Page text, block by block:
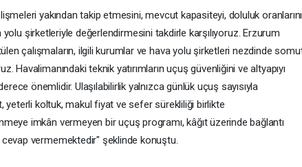
yakından takip etmesini, mevcut kapasiteyi, doluluk
yolu şirketleriyle değerlendirmesini takdirle karşılıyoruz. Erzurum
çalışmaların, ilgili kurumlar ve hava yolu şirketleri nezdinde
Havalimanındaki teknik yatırımların uçuş güvenliğini ve altyapıyı
önemlidir. Ulaşılabilirlik yalnızca günlük uçuş sayısıyla
yeterli koltuk, makul fiyat ve sefer sürekliliği birlikte
imkân vermeyen bir uçuş programı, kâğıt üzerinde bağlantı
cevap vermemektedir" şeklinde konuştu.